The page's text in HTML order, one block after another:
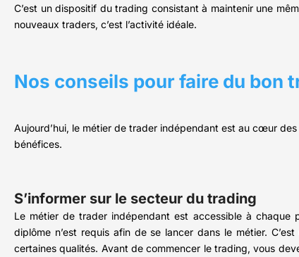
C’est un dispositif du trading consistant à maintenir une
nouveaux traders, c’est l’activité idéale.
Nos conseils pour faire du bon
Aujourd’hui, le métier de trader indépendant est au cœur
bénéfices.
S’informer sur le secteur du trading
Le métier de trader indépendant est accessible à chaque
diplôme n’est requis afin de se lancer dans le métier.
certaines qualités. Avant de commencer le trading, vous